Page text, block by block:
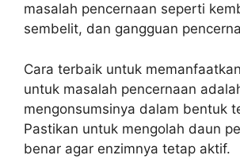
masalah pencernaan seperti
sembelit, dan gangguan
Cara terbaik untuk
untuk masalah pencernaan
mengonsumsinya dalam bentuk
Pastikan untuk mengolah daun
benar agar enzimnya tetap aktif.